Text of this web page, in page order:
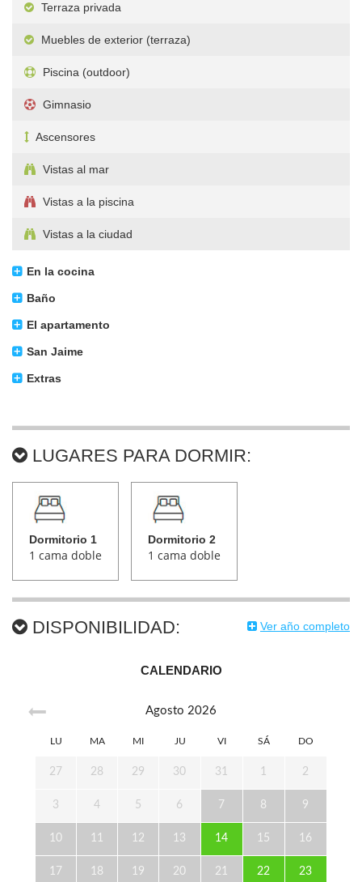
Terraza privada
Muebles de exterior (terraza)
Piscina (outdoor)
Gimnasio
Ascensores
Vistas al mar
Vistas a la piscina
Vistas a la ciudad
En la cocina
Baño
El apartamento
San Jaime
Extras
LUGARES PARA DORMIR:
Dormitorio 1
1 cama doble
Dormitorio 2
1 cama doble
Ver año completo
DISPONIBILIDAD:
CALENDARIO
Agosto 2026
LU MA MI JU VI SÁ DO
27 28 29 30 31 1 2
3 4 5 6 7 8 9
10 11 12 13 14 15 16
17 18 19 20 21 22 23